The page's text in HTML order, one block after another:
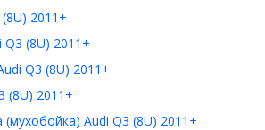
2011+
(8U) 2011+
Q3 (8U) 2011+
(8U) 2011+
Audi Q3 (8U) 2011+